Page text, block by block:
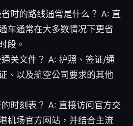
时的路线通常是什么？ A: 直
车通常在大多数情况下更省
段。
关文件？ A: 护照、签证/通
、以及航空公司要求的其他
时刻表？ A: 直接访问官方交
机场官方网站，并结合主流